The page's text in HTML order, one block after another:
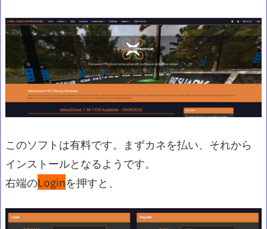
このソフトは有料です。まずカネを払い、それから
インストールとなるようです。
右端のLoginを押すと、